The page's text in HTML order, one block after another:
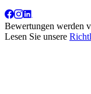
Bewertungen werden
Lesen Sie unsere